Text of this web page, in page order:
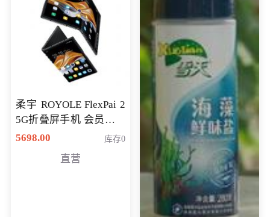
柔宇 ROYOLE FlexPai 2
5G折叠屏手机 会员专享
购买价格 4998元
5698.00 库存0
直营